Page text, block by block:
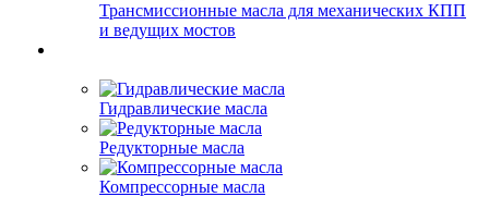
Трансмиссионные масла для механических КПП
и ведущих мостов
Гидравлические масла
Редукторные масла
Компрессорные масла